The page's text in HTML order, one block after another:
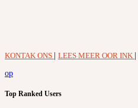
KONTAK ONS LEES MEER OOR INK
op
Top Ranked Users